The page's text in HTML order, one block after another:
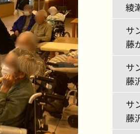
綾
サ
藤
サ
藤
サ
藤